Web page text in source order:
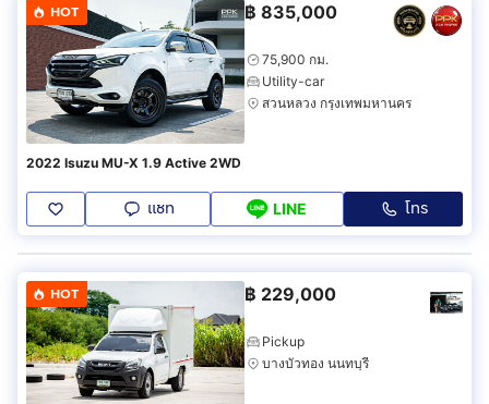
HOT ฿ 835,000
75,900 กม.
Utility-car
สวนหลวง กรุงเทพมหานคร
2022 Isuzu MU-X 1.9 Active 2WD
แชท LINE โทร
HOT ฿ 229,000
Pickup
บางบัวทอง นนทบุรี